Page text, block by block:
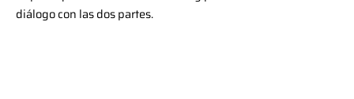
diálogo con las dos partes.